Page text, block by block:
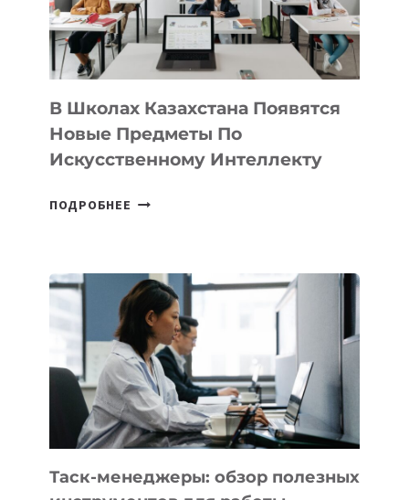
—
МЕЖДУНАРОДНУЮ
ПРОГРАММУ
ДЛЯ
ТЕХНОЛОГИЧЕСКИХ
В Школах Казахстана Появятся
Новые Предметы По
Искусственному Интеллекту
ПОДРОБНЕЕ
НОВЫЕ
ПРЕДМЕТЫ
ПО
ИСКУССТВЕННОМУ
ИНТЕЛЛЕКТУ
Таск-менеджеры: обзор полезных